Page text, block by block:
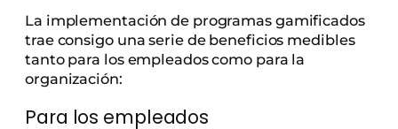
La implementación de programas gamificados
trae consigo una serie de beneficios medibles
tanto para los empleados como para la
organización:
Para los empleados